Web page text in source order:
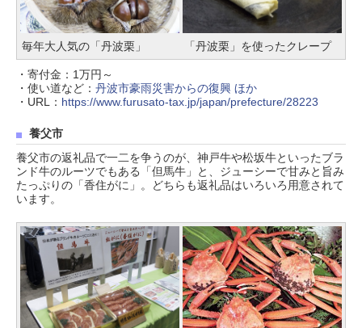
毎年大人気の「丹波栗」 「丹波栗」を使ったクレープ
・寄付金：1万円～
・使い道など： 丹波市豪雨災害からの復興 ほか
・URL： https://www.furusato-tax.jp/japan/prefecture/28223
養父市
養父市の返礼品で一二を争うのが、神戸牛や松坂牛といったブラ
ンド牛のルーツでもある「但馬牛」と、ジューシーで甘みと旨み
たっぷりの「香住がに」。どちらも返礼品はいろいろ用意されて
います。